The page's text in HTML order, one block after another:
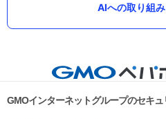
AIへの取り組み
GMOインターネットグループのセキ